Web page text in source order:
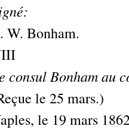
W. Bonham.
consul Bonham au
le 25 mars.)
le 19 mars